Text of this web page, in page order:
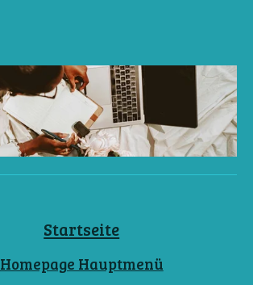
Startseite
Homepage Hauptmenü